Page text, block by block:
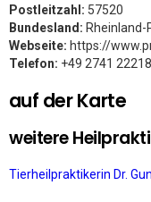
Postleitzahl: 57520
Bundesland: Rheinland-
Webseite: https://
Telefon: +49 2741 22218
auf der Karte
weitere
Tierheilpraktikerin Dr.